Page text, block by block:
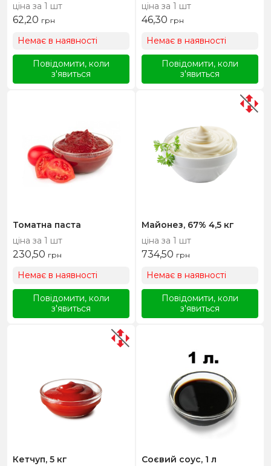
ціна за 1 шт
62,20 грн
Немає в наявності
Повідомити, коли
з'явиться
ціна за 1 шт
46,30 грн
Немає в наявності
Повідомити, коли
з'явиться
Томатна паста
ціна за 1 шт
230,50 грн
Немає в наявності
Повідомити, коли
з'явиться
Майонез, 67% 4,5 кг
ціна за 1 шт
734,50 грн
Немає в наявності
Повідомити, коли
з'явиться
Кетчуп, 5 кг
Соєвий соус, 1 л